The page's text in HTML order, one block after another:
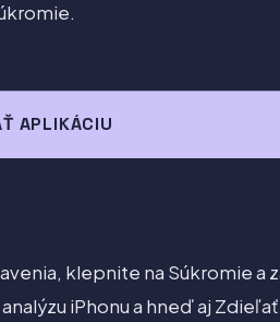
APLIKÁCIU
klepnite na Súkromie a
iPhonu a hneď aj Zdieľať